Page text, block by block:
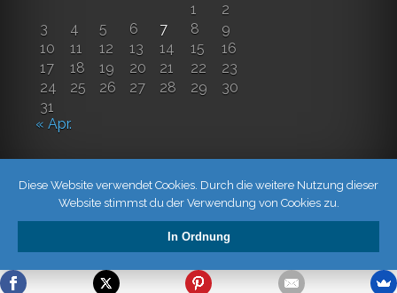
1
2
3
4 5 6 7 8
9
10
11 12 13 14 15
16
17
18 19 20 21 22
23
24
25 26 27 28 29
30
31
« Apr.
Diese Website verwendet Cookies. Durch die weitere Nutzung dieser
Website stimmst du der Verwendung von Cookies zu.
In Ordnung